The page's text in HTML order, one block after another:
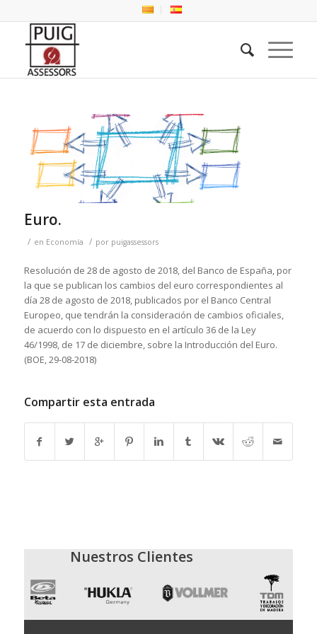
Euro.
/ en Economía / por puigassessors
Resolución de 28 de agosto de 2018, del Banco de España, por
la que se publican los cambios del euro correspondientes al
día 28 de agosto de 2018, publicados por el Banco Central
Europeo, que tendrán la consideración de cambios oficiales,
de acuerdo con lo dispuesto en el artículo 36 de la Ley
46/1998, de 17 de diciembre, sobre la Introducción del Euro.
(BOE, 29-08-2018)
Compartir esta entrada
Nuestros Clientes